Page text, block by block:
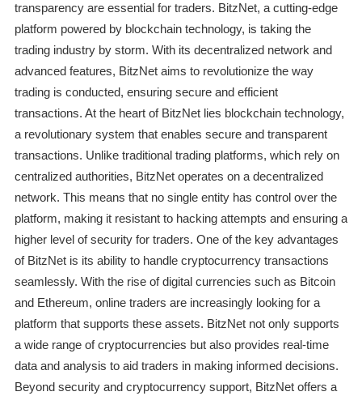
transparency are essential for traders. BitzNet, a cutting-edge
platform powered by blockchain technology, is taking the
trading industry by storm. With its decentralized network and
advanced features, BitzNet aims to revolutionize the way
trading is conducted, ensuring secure and efficient
transactions. At the heart of BitzNet lies blockchain technology,
a revolutionary system that enables secure and transparent
transactions. Unlike traditional trading platforms, which rely on
centralized authorities, BitzNet operates on a decentralized
network. This means that no single entity has control over the
platform, making it resistant to hacking attempts and ensuring a
higher level of security for traders. One of the key advantages
of BitzNet is its ability to handle cryptocurrency transactions
seamlessly. With the rise of digital currencies such as Bitcoin
and Ethereum, online traders are increasingly looking for a
platform that supports these assets. BitzNet not only supports
a wide range of cryptocurrencies but also provides real-time
data and analysis to aid traders in making informed decisions.
Beyond security and cryptocurrency support, BitzNet offers a